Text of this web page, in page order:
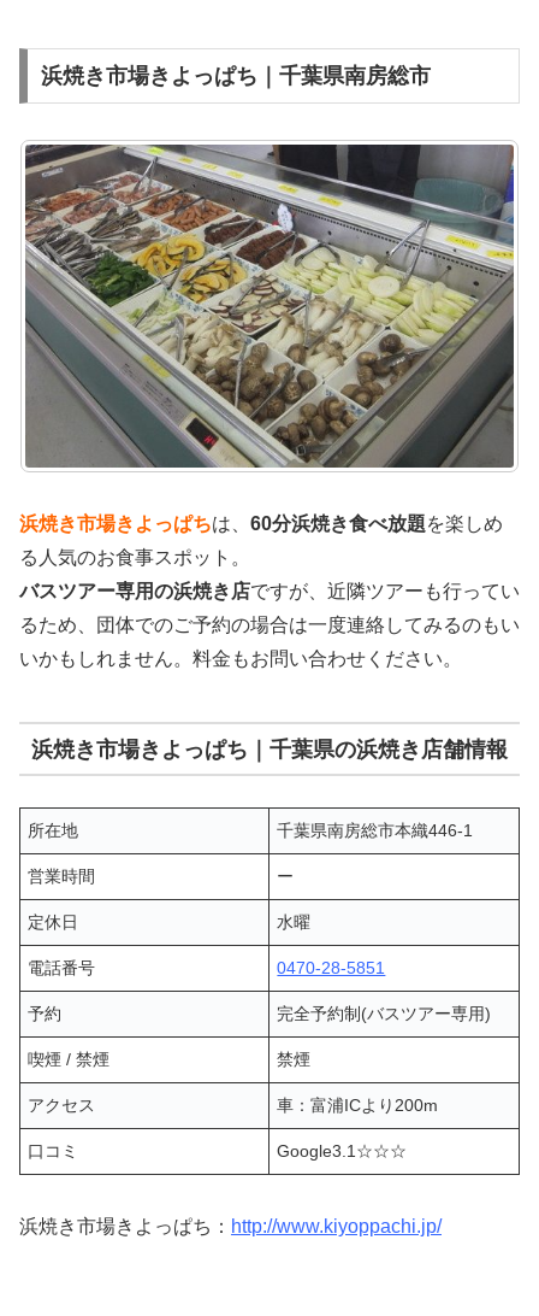
浜焼き市場きよっぱち｜千葉県南房総市
浜焼き市場きよっぱちは、 60分浜焼き食べ放題を楽しめ
る人気のお食事スポット。
バスツアー専用の浜焼き店ですが、近隣ツアーも行ってい
るため、団体でのご予約の場合は一度連絡してみるのもい
いかもしれません。料金もお問い合わせください。
浜焼き市場きよっぱち｜千葉県の浜焼き店舗情報
所在地 千葉県南房総市本織446-1
営業時間 ー
定休日 水曜
電話番号 0470-28-5851
予約 完全予約制(バスツアー専用)
喫煙 / 禁煙 禁煙
アクセス 車：富浦ICより200m
口コミ Google3.1☆☆☆
浜焼き市場きよっぱち： http://www.kiyoppachi.jp/